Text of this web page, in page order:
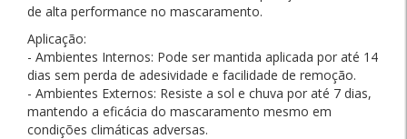
de alta performance no mascaramento.
Aplicação:
- Ambientes Internos: Pode ser mantida aplicada por até 14
dias sem perda de adesividade e facilidade de remoção.
- Ambientes Externos: Resiste a sol e chuva por até 7 dias,
mantendo a eficácia do mascaramento mesmo em
condições climáticas adversas.